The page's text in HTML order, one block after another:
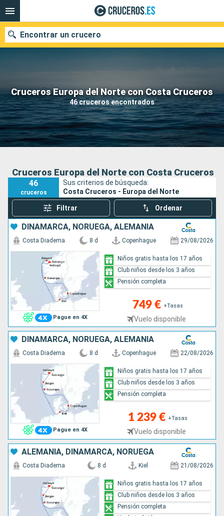
Cruceros Europa del Norte con Costa Cruceros
46 cruceros encontrados
Encontrar un crucero
Nuestros destinos
Fecha de salida
Puertos Compañías
Cruceros Europa del Norte con Costa Cruceros
46
cruceros
Sus criterios de búsqueda:
Costa Cruceros - Europa del Norte
Filtrar Ordenar
DINAMARCA, NORUEGA, ALEMANIA
Pague en 4X
Costa Diadema 8 d Copenhague 29/08/2026
749 € +Tasas
Vuelo disponible
Niños gratis hasta los 17 años
Club niños desde los 3 años
Pensión completa
DINAMARCA, NORUEGA, ALEMANIA
Pague en 4X
Costa Diadema 8 d Copenhague 22/08/2026
1 239 € +Tasas
Vuelo disponible
Niños gratis hasta los 17 años
Club niños desde los 3 años
Pensión completa
ALEMANIA, DINAMARCA, NORUEGA
Costa Diadema 8 d Kiel 21/08/2026
Niños gratis hasta los 17 años
Club niños desde los 3 años
Pensión completa